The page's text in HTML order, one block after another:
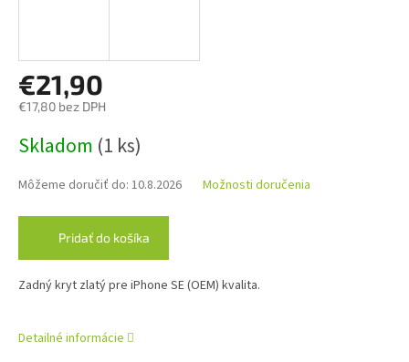
€21,90
€17,80 bez DPH
cena:
Skladom (1 ks)
Môžeme doručiť do: 10.8.2026 Možnosti doručenia
Pridať do košíka
Zadný kryt zlatý pre iPhone SE (OEM) kvalita.
Detailné informácie